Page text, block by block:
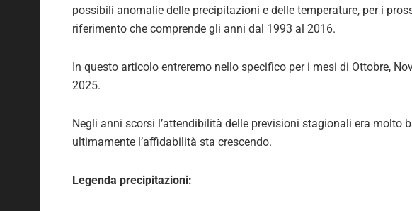
possibili anomalie delle precipitazioni e delle temperature, per i
riferimento che comprende gli anni dal 1993 al 2016.
In questo articolo entreremo nello specifico per i mesi di Ottobre,
2025.
Negli anni scorsi l’attendibilità delle previsioni stagionali era molto
ultimamente l’affidabilità sta crescendo.
Legenda precipitazioni: